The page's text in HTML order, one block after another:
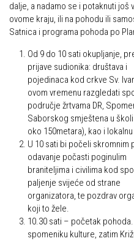
Izvješća s izleta Obiteljske sekcije
Pruži mi ruku – OSI
OSI Novosti
Izleti
Izvješća s izleta OSI
Visokogorci
Novosti SVP
Povijest SVP
Izvješća s izleta SVP
Speleolozi
Alpinisti
Hrvatske planinarske kuće
50 vrhova za 50 godina društva
4 godišnja doba na Oštrcu
Beži Jankec
Pohodi
Noćni pohod na Oštrc
Dragojlinom stazom na Okić
Dan Željezničara na Oštrcu
Putopisi
Put ekspedicionizma
Ojos del Salado
dalje, a nadamo se i potaknuti
ovome kraju, ili na pohodu ili
Satnica i programa pohoda po
Od 9 do 10 sati okupljanje,
prijave sudionika: društava i
pojedinaca kod crkve Sv.
ovom vremenu razgledati
područje žrtvama DR,
Saborskog smještena u
oko 150metara), kao i
U 10 sati bi počeli skromnim
odavanje počasti poginulim
braniteljima i civilima kod
paljenje svijeće od strane
organizatora, te pozdrav
koji to žele.
10.30 sati – početak
spomeniku kulture, zatim